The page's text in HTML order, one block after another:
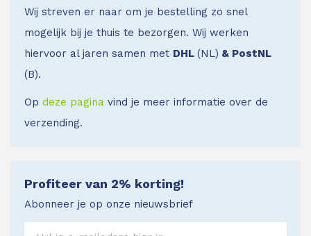
Wij streven er naar om je bestelling zo snel
mogelijk bij je thuis te bezorgen. Wij werken
hiervoor al jaren samen met DHL (NL) & PostNL
(B).
Op deze pagina vind je meer informatie over de
verzending.
Profiteer van 2% korting!
Abonneer je op onze nieuwsbrief